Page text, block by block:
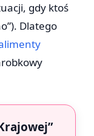
gdy ktoś
Dlatego